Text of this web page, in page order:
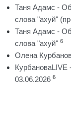
Таня Адамс -
слова "ахуй"
Таня Адамс -
слова "ахуй" 6
Олена
КурбановаLIVE
03.06.2026 6